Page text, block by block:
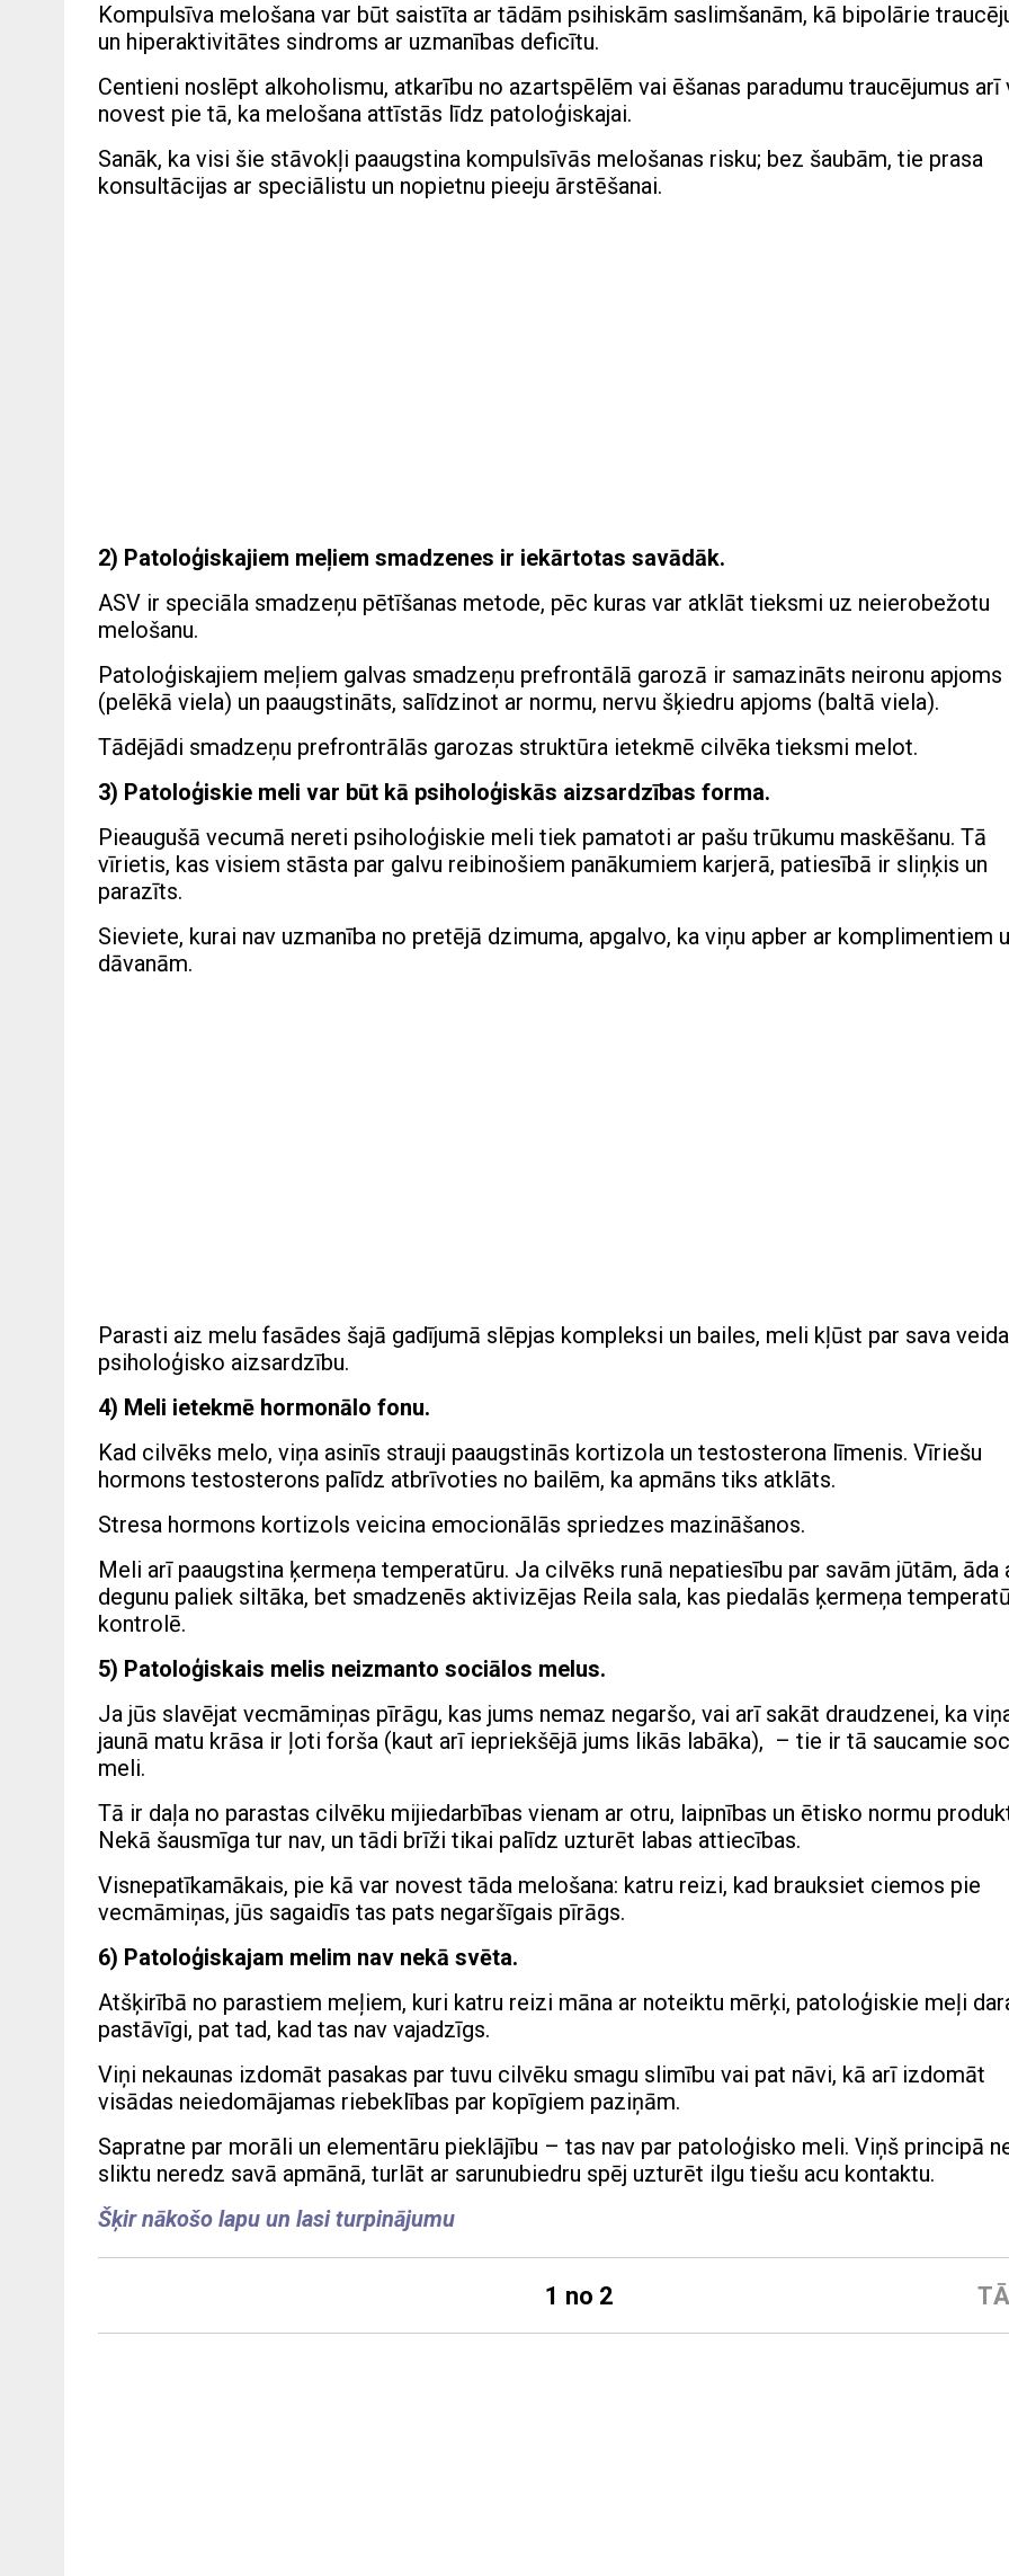
Kompulsīva melošana var būt saistīta ar tādām psihiskām saslimšanām, kā bipolārie
un hiperaktivitātes sindroms ar uzmanības deficītu.
Centieni noslēpt alkoholismu, atkarību no azartspēlēm vai ēšanas paradumu traucējumus arī
novest pie tā, ka melošana attīstās līdz patoloģiskajai.
Sanāk, ka visi šie stāvokļi paaugstina kompulsīvās melošanas risku; bez šaubām, tie prasa
konsultācijas ar speciālistu un nopietnu pieeju ārstēšanai.
2) Patoloģiskajiem meļiem smadzenes ir iekārtotas savādāk.
ASV ir speciāla smadzeņu pētīšanas metode, pēc kuras var atklāt tieksmi uz neierobežotu
melošanu.
Patoloģiskajiem meļiem galvas smadzeņu prefrontālā garozā ir samazināts neironu apjoms
(pelēkā viela) un paaugstināts, salīdzinot ar normu, nervu šķiedru apjoms (baltā viela).
Tādējādi smadzeņu prefrontrālās garozas struktūra ietekmē cilvēka tieksmi melot.
3) Patoloģiskie meli var būt kā psiholoģiskās aizsardzības forma.
Pieaugušā vecumā nereti psiholoģiskie meli tiek pamatoti ar pašu trūkumu maskēšanu. Tā
vīrietis, kas visiem stāsta par galvu reibinošiem panākumiem karjerā, patiesībā ir sliņķis un
parazīts.
Sieviete, kurai nav uzmanība no pretējā dzimuma, apgalvo, ka viņu apber ar komplimentiem
dāvanām.
Parasti aiz melu fasādes šajā gadījumā slēpjas kompleksi un bailes, meli kļūst par sava veida
psiholoģisko aizsardzību.
4) Meli ietekmē hormonālo fonu.
Kad cilvēks melo, viņa asinīs strauji paaugstinās kortizola un testosterona līmenis. Vīriešu
hormons testosterons palīdz atbrīvoties no bailēm, ka apmāns tiks atklāts.
Stresa hormons kortizols veicina emocionālās spriedzes mazināšanos.
Meli arī paaugstina ķermeņa temperatūru. Ja cilvēks runā nepatiesību par savām jūtām, āda
degunu paliek siltāka, bet smadzenēs aktivizējas Reila sala, kas piedalās ķermeņa
kontrolē.
5) Patoloģiskais melis neizmanto sociālos melus.
Ja jūs slavējat vecmāmiņas pīrāgu, kas jums nemaz negaršo, vai arī sakāt draudzenei, ka
jaunā matu krāsa ir ļoti forša (kaut arī iepriekšējā jums likās labāka), – tie ir tā saucamie
meli.
Tā ir daļa no parastas cilvēku mijiedarbības vienam ar otru, laipnības un ētisko normu
Nekā šausmīga tur nav, un tādi brīži tikai palīdz uzturēt labas attiecības.
Visnepatīkamākais, pie kā var novest tāda melošana: katru reizi, kad brauksiet ciemos pie
vecmāmiņas, jūs sagaidīs tas pats negaršīgais pīrāgs.
6) Patoloģiskajam melim nav nekā svēta.
Atšķirībā no parastiem meļiem, kuri katru reizi māna ar noteiktu mērķi, patoloģiskie meļi
pastāvīgi, pat tad, kad tas nav vajadzīgs.
Viņi nekaunas izdomāt pasakas par tuvu cilvēku smagu slimību vai pat nāvi, kā arī izdomāt
visādas neiedomājamas riebeklības par kopīgiem paziņām.
Sapratne par morāli un elementāru pieklājību – tas nav par patoloģisko meli. Viņš principā
sliktu neredz savā apmānā, turlāt ar sarunubiedru spēj uzturēt ilgu tiešu acu kontaktu.
Šķir nākošo lapu un lasi turpinājumu
1 no 2